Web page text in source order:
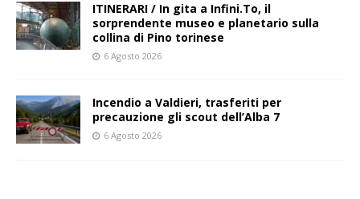
ITINERARI / In gita a Infini.To, il
sorprendente museo e planetario sulla
collina di Pino torinese
6 Agosto 2026
Incendio a Valdieri, trasferiti per
precauzione gli scout dell’Alba 7
6 Agosto 2026